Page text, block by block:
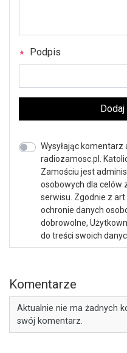
Podpis
Wysyłając
radiozamosc.pl.
Zamościu jest
osobowych dla celów
serwisu. Zgodnie z
ochronie danych
dobrowolne,
do treści swoich
Komentarze
Aktualnie nie ma żadnych
swój komentarz.